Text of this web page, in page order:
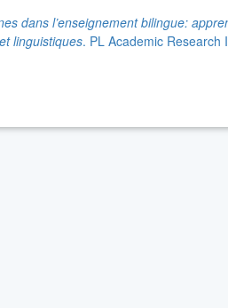
dans l’enseignement bilingue:
linguistiques. PL Academic Research